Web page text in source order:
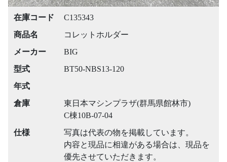
在庫コード
C135343
商品名
コレットホルダー
メーカー
BIG
型式
BT50-NBS13-120
年式
倉庫
東日本マシンプラザ(群馬県館林市)
C棟10B-07-04
仕様
写真は代表の物を掲載しています。
内容と現品に相違がある場合は、現品を
優先させていただきます。